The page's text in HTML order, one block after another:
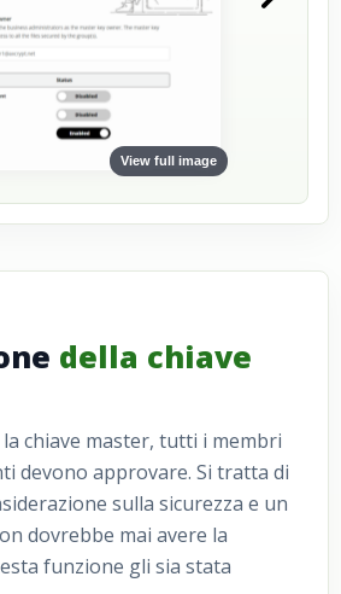
View full image
della chiave
chiave master, tutti i membri
devono approvare. Si tratta di
sulla sicurezza e un
dovrebbe mai avere la
funzione gli sia stata